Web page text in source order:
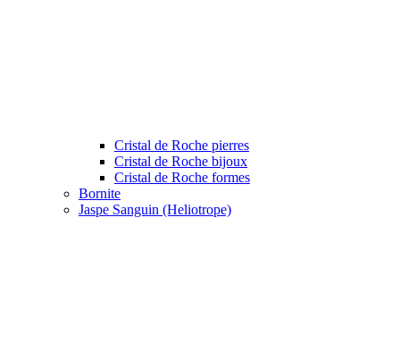
Cristal de Roche pierres
Cristal de Roche bijoux
Cristal de Roche formes
Bornite
Jaspe Sanguin (Heliotrope)